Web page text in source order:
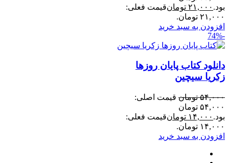
بود. ۲۱,۰۰۰ تومانقیمت فعلی:
۲۱,۰۰۰ تومان.
افزودن به سبد خرید
-74%
دانلود کتاب پایان روزها
زکریا سیچین
۵۴,۰۰۰ تومان قیمت اصلی:
۵۴,۰۰۰ تومان
بود. ۱۴,۰۰۰ تومانقیمت فعلی:
۱۴,۰۰۰ تومان.
افزودن به سبد خرید